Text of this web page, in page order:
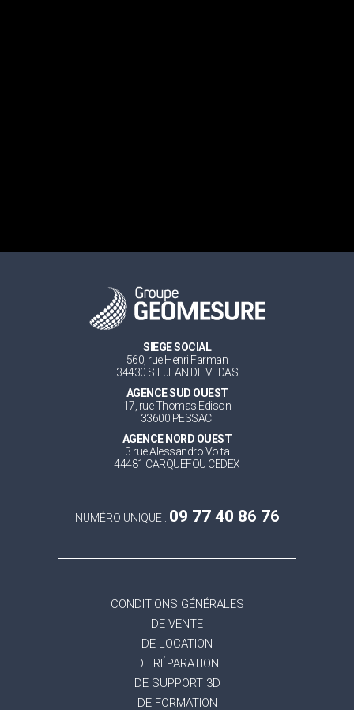
SIEGE SOCIAL
560, rue Henri Farman
34430 ST JEAN DE VEDAS
AGENCE SUD OUEST
17, rue Thomas Edison
33600 PESSAC
AGENCE NORD OUEST
3 rue Alessandro Volta
44481 CARQUEFOU CEDEX
NUMÉRO UNIQUE : 09 77 40 86 76
CONDITIONS GÉNÉRALES
DE VENTE
DE LOCATION
DE RÉPARATION
DE SUPPORT 3D
DE FORMATION